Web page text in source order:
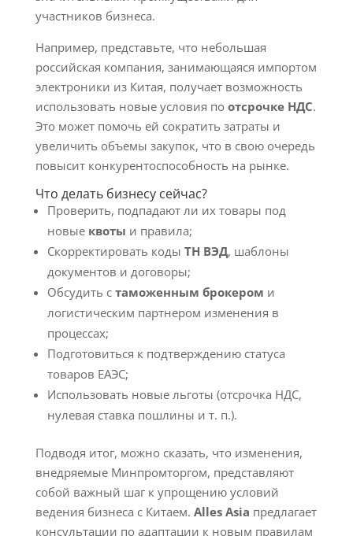
участников бизнеса.
Например, представьте, что небольшая
российская компания, занимающаяся импортом
электроники из Китая, получает возможность
использовать новые условия по отсрочке НДС.
Это может помочь ей сократить затраты и
увеличить объемы закупок, что в свою очередь
повысит конкурентоспособность на рынке.
Что делать бизнесу сейчас?
Проверить, подпадают ли их товары под
новые квоты и правила;
Скорректировать коды ТН ВЭД, шаблоны
документов и договоры;
Обсудить с таможенным брокером и
логистическим партнером изменения в
процессах;
Подготовиться к подтверждению статуса
товаров ЕАЭС;
Использовать новые льготы (отсрочка НДС,
нулевая ставка пошлины и т. п.).
Подводя итог, можно сказать, что изменения,
внедряемые Минпромторгом, представляют
собой важный шаг к упрощению условий
ведения бизнеса с Китаем. Alles Asia предлагает
консультации по адаптации к новым правилам